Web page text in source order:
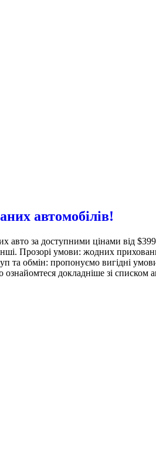
автомобілів!
за доступними цінами від
Прозорі умови: жодних
та обмін: пропонуємо вигідні
докладніше зі списком